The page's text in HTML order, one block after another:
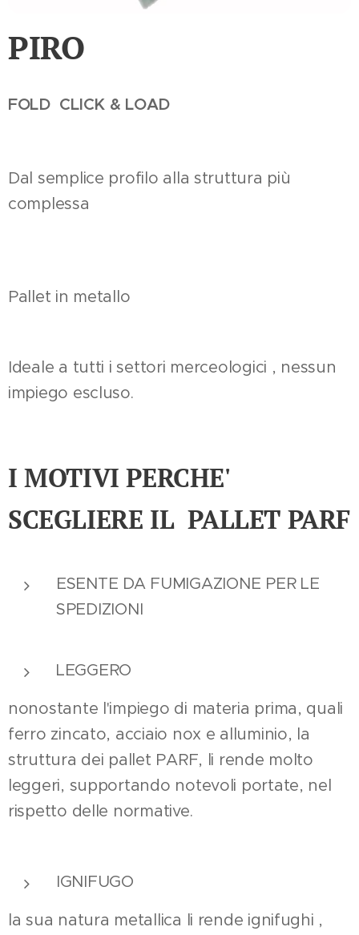
PIRO
FOLD CLICK & LOAD
Dal semplice profilo alla struttura più
complessa
Pallet in metallo
Ideale a tutti i settori merceologici , nessun
impiego escluso.
I MOTIVI PERCHE'
SCEGLIERE IL PALLET PARF
ESENTE DA FUMIGAZIONE PER LE
SPEDIZIONI
LEGGERO
nonostante l'impiego di materia prima, quali
ferro zincato, acciaio nox e alluminio, la
struttura dei pallet PARF, li rende molto
leggeri, supportando notevoli portate, nel
rispetto delle normative.
IGNIFUGO
la sua natura metallica li rende ignifughi ,